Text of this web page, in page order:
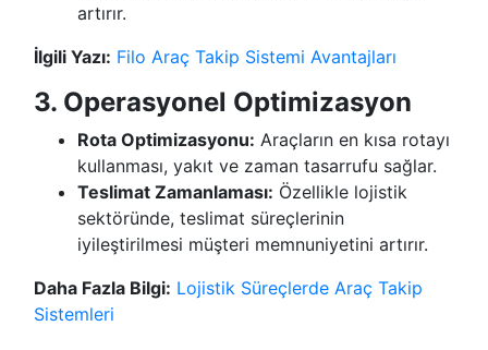
artırır.
İlgili Yazı: Filo Araç Takip Sistemi Avantajları
3. Operasyonel Optimizasyon
Rota Optimizasyonu: Araçların en kısa rotayı
kullanması, yakıt ve zaman tasarrufu sağlar.
Teslimat Zamanlaması: Özellikle lojistik
sektöründe, teslimat süreçlerinin
iyileştirilmesi müşteri memnuniyetini artırır.
Daha Fazla Bilgi: Lojistik Süreçlerde Araç Takip
Sistemleri